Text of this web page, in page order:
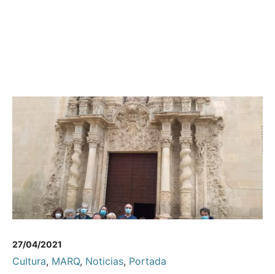
27/04/2021
Cultura, MARQ, Noticias, Portada